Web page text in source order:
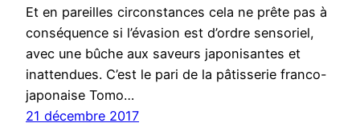
Et en pareilles circonstances cela ne prête pas à
conséquence si l’évasion est d’ordre sensoriel,
avec une bûche aux saveurs japonisantes et
inattendues. C’est le pari de la pâtisserie franco-
japonaise Tomo…
21 décembre 2017